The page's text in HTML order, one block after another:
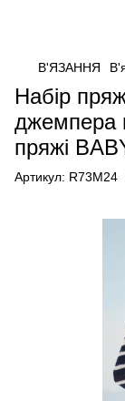
В'ЯЗАННЯ
Набір
джемпера
пряжі
Артикул: R73M24